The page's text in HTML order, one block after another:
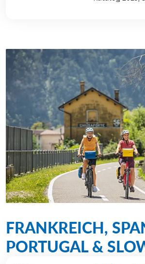
FRANKREICH,
PORTUGAL &